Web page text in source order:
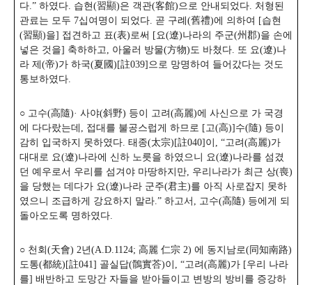
다.” 하였다. 습현(習顯)은 객관(客館)으로 안내되었다. 처형된
관료는 모두 7십여명이 되었다. 곧 구례(舊禮)에 의하여 [습현
(習顯)을] 접견하고 표(表)로써 [요(遼)나라의 주군(州郡)을 손에
넣은 것을] 축하하고, 아울러 방물(方物)도 바쳤다. 또 요(遼)나
라 제(帝)가 하국(夏國)[註039]으로 망명하여 들어갔다는 것도
통보하였다.
○ 고수(高隨)· 사야(斜野) 등이 고려(高麗)에 사신으로 가 국경
에 다다랐는데, 접대를 불공스럽게 하므로 [고(高)]수(隨) 등이
감히 입국하지 못하였다. 태종(太宗)[註040]이, “고려(高麗)가
대대로 요(遼)나라에 신하 노릇을 하였으니 요(遼)나라를 섬겼
던 예우로서 우리를 섬겨야 마땅하지만, 우리나라가 최근 상(喪)
을 당했는 데다가 요(遼)나라 군주(君主)를 아직 사로잡지 못하
였으니 조급하게 강요하지 말라.” 하고서, 고수(高隨) 등에게 되
돌아오도록 명하였다.
○ 천회(天會) 2년(A.D.1124; 高麗 仁宗 2) 에 동지남로(同知南路)
도통(都統)[註041] 골실답(鶻實荅)이, “고려(高麗)가 [우리 나라
를] 배반하고 도망간 자들을 받아들이고 변방의 방비를 증강하